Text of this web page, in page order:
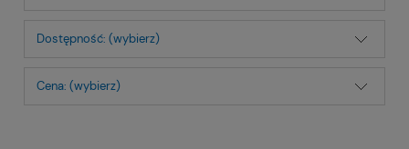
Dostępność: (wybierz)
Cena: (wybierz)